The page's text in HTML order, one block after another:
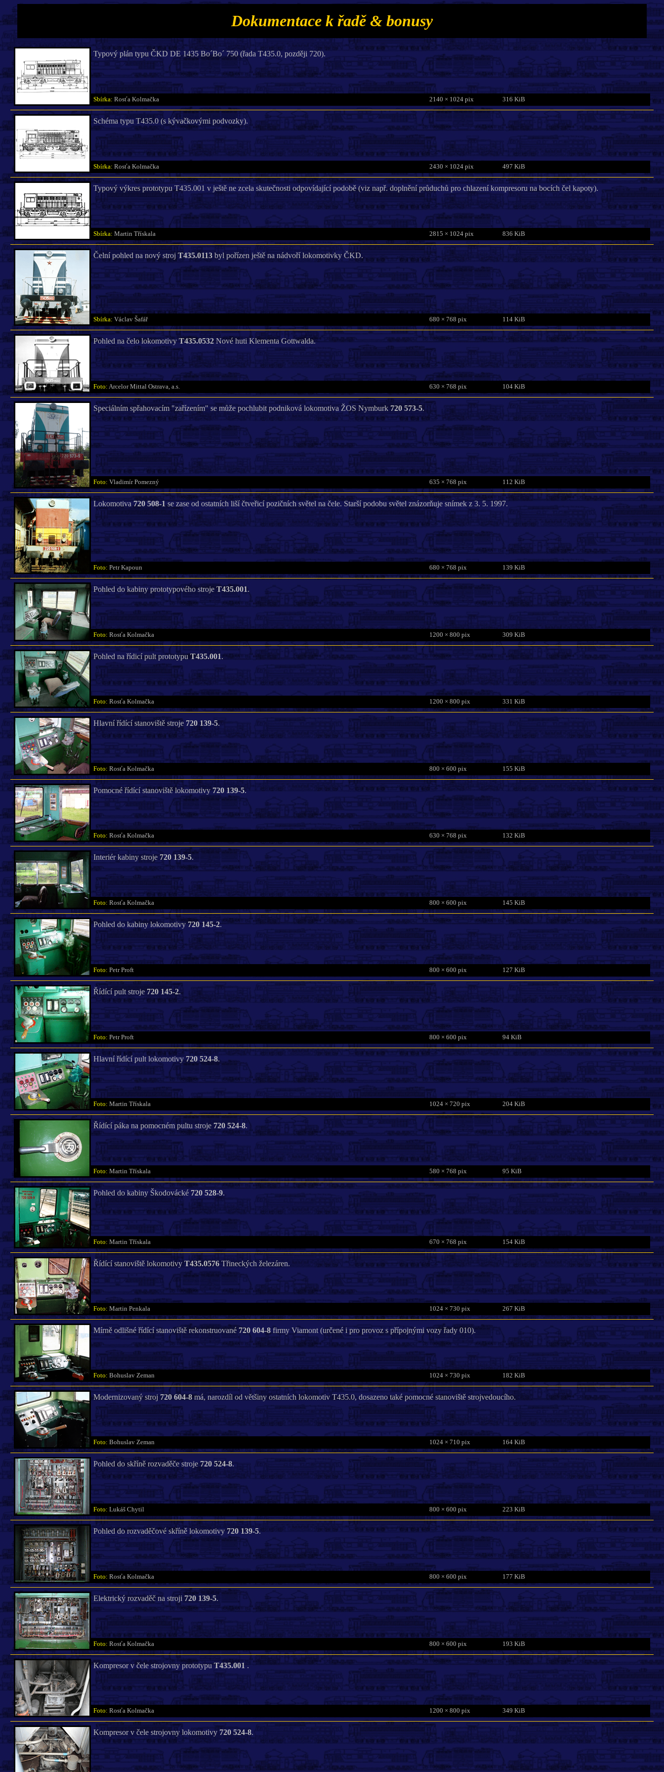
Dokumentace k řadě & bonusy
Typový plán typu ČKD DE 1435 Bo´Bo´ 750 (řada T435.0, později 720).
Sbírka: Rosťa Kolmačka 2140 × 1024 pix 316 KiB
Schéma typu T435.0 (s kývačkovými podvozky).
Sbírka: Rosťa Kolmačka 2430 × 1024 pix 497 KiB
Typový výkres prototypu T435.001 v ještě ne zcela skutečnosti odpovídající podobě (viz např. doplnění průduchů pro chlazení kompresoru na bocích čel kapoty).
Sbírka: Martin Třískala 2815 × 1024 pix 836 KiB
Čelní pohled na nový strojT435.0113 byl pořízen ještě na nádvoří lokomotivky ČKD.
Sbírka: Václav Šafář 680 × 768 pix 114 KiB
Pohled na čelo lokomotivyT435.0532Nové huti Klementa Gottwalda.
Foto: Arcelor Mittal Ostrava, a.s. 630 × 768 pix 104 KiB
Speciálním spřahovacím "zařízením" se může pochlubit podniková lokomotiva ŽOS Nymburk 720 573-5.
Foto: Vladimír Pomezný 635 × 768 pix 112 KiB
Lokomotiva 720 508-1se zase od ostatních liší čtveřicí pozičních světel na čele. Starší podobu světel znázorňuje snímek z 3. 5. 1997.
Foto: Petr Kapoun 680 × 768 pix 139 KiB
Pohled do kabiny prototypového stroje T435.001.
Foto: Rosťa Kolmačka 1200 × 800 pix 309 KiB
Pohled na řídicí pult prototypuT435.001.
Foto: Rosťa Kolmačka 1200 × 800 pix 331 KiB
Hlavní řídící stanoviště stroje 720 139-5.
Foto: Rosťa Kolmačka 800 × 600 pix 155 KiB
Pomocné řídící stanoviště lokomotivy720 139-5.
Foto: Rosťa Kolmačka 630 × 768 pix 132 KiB
Interiér kabiny stroje 720 139-5.
Foto: Rosťa Kolmačka 800 × 600 pix 145 KiB
Pohled do kabiny lokomotivy720 145-2.
Foto: Petr Proft 800 × 600 pix 127 KiB
Řídící pult stroje720 145-2.
Foto: Petr Proft 800 × 600 pix 94 KiB
Hlavní řídící pult lokomotivy720 524-8.
Foto: Martin Třískala 1024 × 720 pix 204 KiB
Řídící páka na pomocném pultu stroje 720 524-8.
Foto: Martin Třískala 580 × 768 pix 95 KiB
Pohled do kabiny Škodovácké 720 528-9.
Foto: Martin Třískala 670 × 768 pix 154 KiB
Řídící stanoviště lokomotivy T435.0576 Třineckých železáren.
Foto: Martin Penkala 1024 × 730 pix 267 KiB
Mírně odlišné řídící stanoviště rekonstruované 720 604-8 firmy Viamont (určené i pro provoz s přípojnými vozy řady 010).
Foto: Bohuslav Zeman 1024 × 730 pix 182 KiB
Modernizovaný stroj720 604-8má, narozdíl od většiny ostatních lokomotiv T435.0, dosazeno také pomocné stanoviště strojvedoucího.
Foto: Bohuslav Zeman 1024 × 710 pix 164 KiB
Pohled do skříně rozvaděče stroje720 524-8.
Foto: Lukáš Chytil 800 × 600 pix 223 KiB
Pohled do rozvaděčové skříně lokomotivy 720 139-5.
Foto: Rosťa Kolmačka 800 × 600 pix 177 KiB
Elektrický rozvaděč na stroji 720 139-5.
Foto: Rosťa Kolmačka 800 × 600 pix 193 KiB
Kompresor v čele strojovny prototypuT435.001 .
Foto: Rosťa Kolmačka 1200 × 800 pix 349 KiB
Kompresor v čele strojovny lokomotivy 720 524-8.